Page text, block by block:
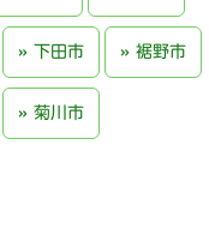
下田市 裾野市
菊川市